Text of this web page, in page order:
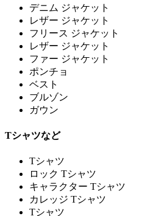
デニム ジャケット
レザー ジャケット
フリース ジャケット
レザー ジャケット
ファー ジャケット
ポンチョ
ベスト
ブルゾン
ガウン
Tシャツなど
Tシャツ
ロック Tシャツ
キャラクター Tシャツ
カレッジ Tシャツ
Tシャツ